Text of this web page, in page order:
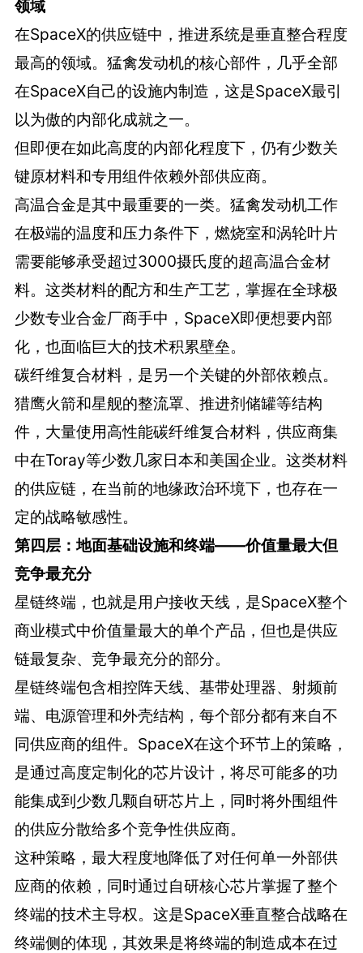
领域
在SpaceX的供应链中，推进系统是垂直整合程度
最高的领域。猛禽发动机的核心部件，几乎全部
在SpaceX自己的设施内制造，这是SpaceX最引
以为傲的内部化成就之一。
但即便在如此高度的内部化程度下，仍有少数关
键原材料和专用组件依赖外部供应商。
高温合金是其中最重要的一类。猛禽发动机工作
在极端的温度和压力条件下，燃烧室和涡轮叶片
需要能够承受超过3000摄氏度的超高温合金材
料。这类材料的配方和生产工艺，掌握在全球极
少数专业合金厂商手中，SpaceX即便想要内部
化，也面临巨大的技术积累壁垒。
碳纤维复合材料，是另一个关键的外部依赖点。
猎鹰火箭和星舰的整流罩、推进剂储罐等结构
件，大量使用高性能碳纤维复合材料，供应商集
中在Toray等少数几家日本和美国企业。这类材料
的供应链，在当前的地缘政治环境下，也存在一
定的战略敏感性。
第四层：地面基础设施和终端——价值量最大但
竞争最充分
星链终端，也就是用户接收天线，是SpaceX整个
商业模式中价值量最大的单个产品，但也是供应
链最复杂、竞争最充分的部分。
星链终端包含相控阵天线、基带处理器、射频前
端、电源管理和外壳结构，每个部分都有来自不
同供应商的组件。SpaceX在这个环节上的策略，
是通过高度定制化的芯片设计，将尽可能多的功
能集成到少数几颗自研芯片上，同时将外围组件
的供应分散给多个竞争性供应商。
这种策略，最大程度地降低了对任何单一外部供
应商的依赖，同时通过自研核心芯片掌握了整个
终端的技术主导权。这是SpaceX垂直整合战略在
终端侧的体现，其效果是将终端的制造成本在过